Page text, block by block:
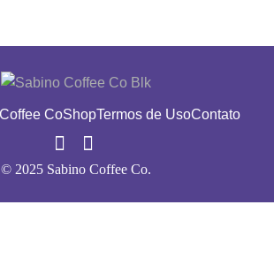
CoShopTermos de UsoContato
© 2025 Sabino Coffee Co.